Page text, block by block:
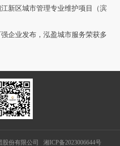
新区城市管理专业维护项目（滨
企业发布，泓盈城市服务荣获多
股份有限公司 湘ICP备2023006644号